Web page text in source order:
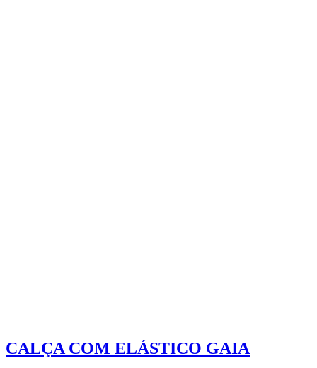
CALÇA COM ELÁSTICO GAIA